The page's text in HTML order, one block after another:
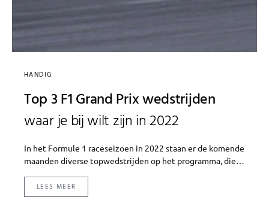
HANDIG
Top 3 F1 Grand Prix wedstrijden
waar je bij wilt zijn in 2022
In het Formule 1 raceseizoen in 2022 staan er de komende
maanden diverse topwedstrijden op het programma, die…
LEES MEER